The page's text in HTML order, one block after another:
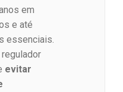
em
e até
essenciais.
evitar